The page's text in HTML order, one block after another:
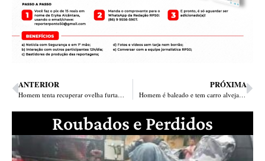
ANTERIOR
Homem tenta recuperar ovelha furtada de sítio e é espancado até a morte em Teresina
PRÓXIMA
Homem é baleado e tem carro alvejado próximo a festa na zona Sudeste
Roubados e Perdidos